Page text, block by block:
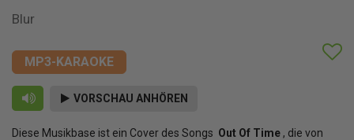
Blur
MP3-KARAOKE
VORSCHAU ANHÖREN
Diese Musikbase ist ein Cover des Songs Out Of Time , die von